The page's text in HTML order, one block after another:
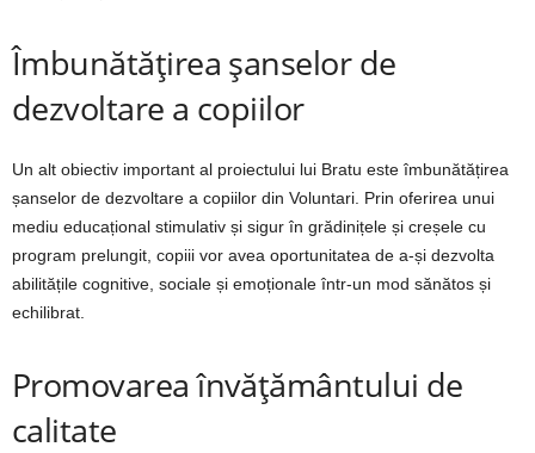
Îmbunătățirea șanselor de
dezvoltare a copiilor
Un alt obiectiv important al proiectului lui Bratu este îmbunătățirea
șanselor de dezvoltare a copiilor din Voluntari. Prin oferirea unui
mediu educațional stimulativ și sigur în grădinițele și creșele cu
program prelungit, copiii vor avea oportunitatea de a-și dezvolta
abilitățile cognitive, sociale și emoționale într-un mod sănătos și
echilibrat.
Promovarea învățământului de
calitate